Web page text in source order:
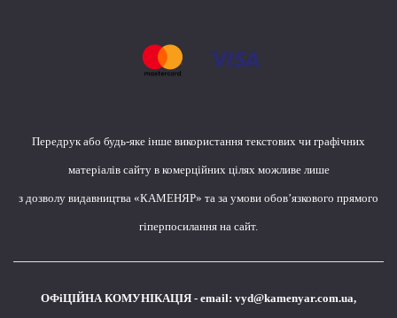
Передрук або будь-яке інше використання текстових чи графічних
матеріалів сайту в комерційних цілях можливе лише
з дозволу видавництва «КАМЕНЯР» та за умови обов’язкового прямого
гіперпосилання на сайт.
ОФіЦІЙНА КОМУНІКАЦІЯ - email: vyd@kamenyar.com.ua,